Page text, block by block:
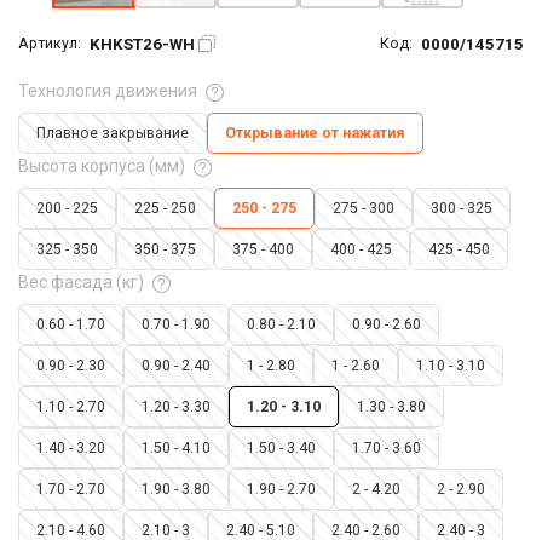
Артикул: KHKST26-WH Код: 0000/145715
Технология движения
Плавное закрывание Открывание от нажатия
Высота корпуса (мм)
200 - 225 225 - 250 250 - 275 275 - 300 300 - 325
325 - 350 350 - 375 375 - 400 400 - 425 425 - 450
Вес фасада (кг)
0.60 - 1.70 0.70 - 1.90 0.80 - 2.10 0.90 - 2.60
0.90 - 2.30 0.90 - 2.40 1 - 2.80 1 - 2.60 1.10 - 3.10
1.10 - 2.70 1.20 - 3.30 1.20 - 3.10 1.30 - 3.80
1.40 - 3.20 1.50 - 4.10 1.50 - 3.40 1.70 - 3.60
1.70 - 2.70 1.90 - 3.80 1.90 - 2.70 2 - 4.20 2 - 2.90
2.10 - 4.60 2.10 - 3 2.40 - 5.10 2.40 - 2.60 2.40 - 3